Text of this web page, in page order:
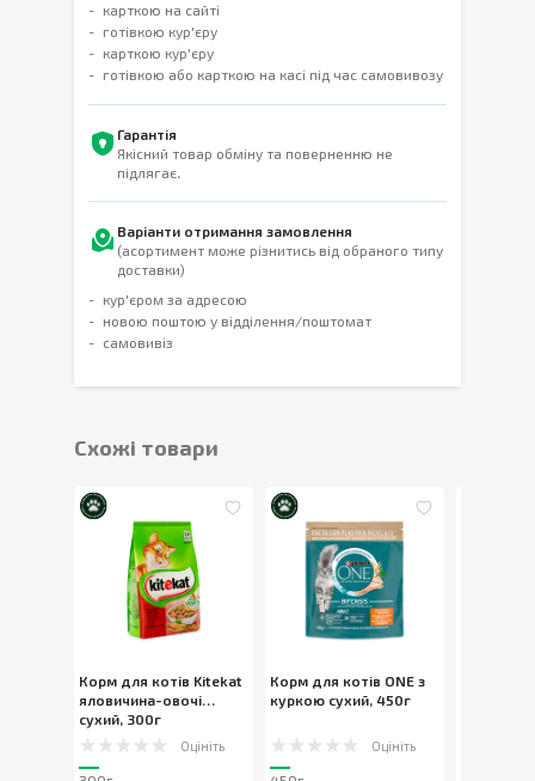
карткою на сайті
готівкою кур'єру
карткою кур'єру
готівкою або карткою на касі під час самовивозу
Гарантія
Якісний товар обміну та поверненню не
підлягає.
Варіанти отримання замовлення
(асортимент може різнитись від обраного типу
доставки)
кур'єром за адресою
новою поштою у відділення/поштомат
самовивіз
Cхожі товари
Корм для котів Kitekat
яловичина-овочі
сухий, 300г
Оцініть
Корм для котів ONE з
куркою сухий, 450г
Оцініть